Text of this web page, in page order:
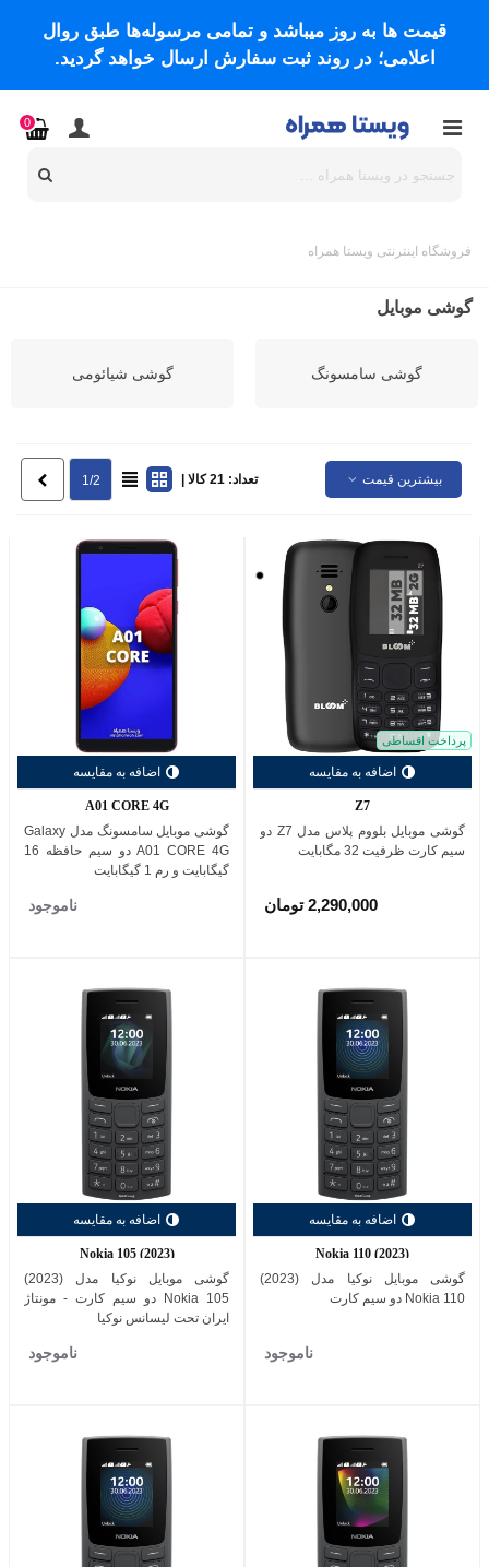
قیمت ها به روز میباشد و تمامی مرسوله‌ها طبق روال
اعلامی؛ در روند ثبت سفارش ارسال خواهد گردید.
0
فروشگاه اینترنتی ویستا همراه
گوشی موبایل
گوشی سامسونگ گوشی شیائومی
بیشترین قیمت تعداد: 21 کالا | 1/2
پرداخت اقساطی
اضافه به مقایسه
مشکی
Z7
گوشی موبایل بلووم پلاس مدل Z7 دو
سیم کارت ظرفیت 32 مگابایت
2,290,000 تومان
اضافه به مقایسه
A01 CORE 4G
گوشی موبایل سامسونگ مدل Galaxy
A01 CORE 4G دو سیم حافظه 16
گیگابایت و رم 1 گیگابایت
ناموجود
اضافه به مقایسه
Nokia 110 (2023)
گوشی موبایل نوکیا مدل (2023)
Nokia 110 دو سیم کارت
ناموجود
اضافه به مقایسه
Nokia 105 (2023)
گوشی موبایل نوکیا مدل (2023)
Nokia 105 دو سیم کارت - مونتاژ
ایران تحت لیسانس نوکیا
ناموجود